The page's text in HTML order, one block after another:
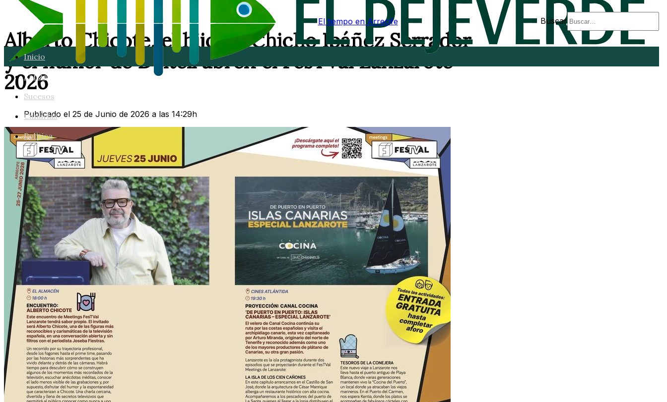
El tiempo en Arrecife Buscar
Inicio
Lanzarote
Sucesos
Canarias
Política
Alberto Chicote, el hijo de Chicho Ibáñez Serrador
y el humor de Deltell abren el FesTVal Lanzarote
2026
Publicado el 25 de Junio de 2026 a las 14:29h